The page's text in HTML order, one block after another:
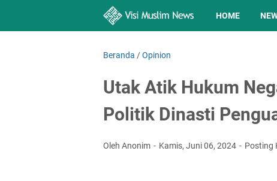
HOME
Beranda /Opinion
Utak Atik Hukum
Politik Dinasti
Oleh Anonim Kamis, Juni 06, 2024 Posting